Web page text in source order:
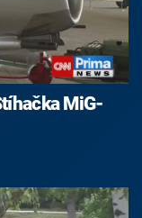
MiG-